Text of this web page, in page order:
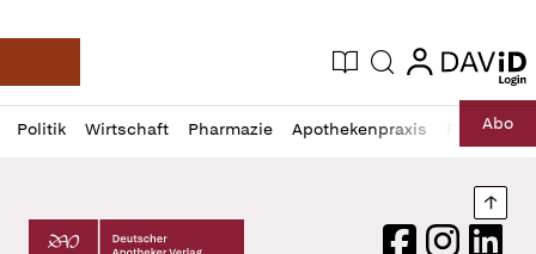
Deutsche Apotheker Zeitung
Aktuelle Ausgabe
Suche login
login
Politik Wirtschaft Pharmazie Apothekenpraxis RechtAbo
Profil
öffnen
Daz
Pur
Deutscher Apotheker Verlag Logo
FacebookInstagram